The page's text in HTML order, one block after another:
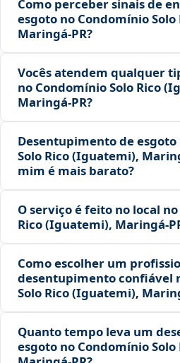
Como perceber sinais de
esgoto no Condomínio
Maringá‑PR?
Vocês atendem qualquer
no Condomínio Solo Rico
Maringá‑PR?
Desentupimento de
Solo Rico (Iguatemi),
mim é mais barato?
O serviço é feito no local
Rico (Iguatemi),
Como escolher um
desentupimento confiável
Solo Rico (Iguatemi),
Quanto tempo leva um
esgoto no Condomínio